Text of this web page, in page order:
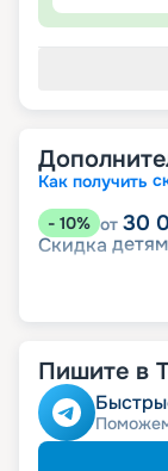
Как получить
- 10% от 30
Скидка детям
Пишите в